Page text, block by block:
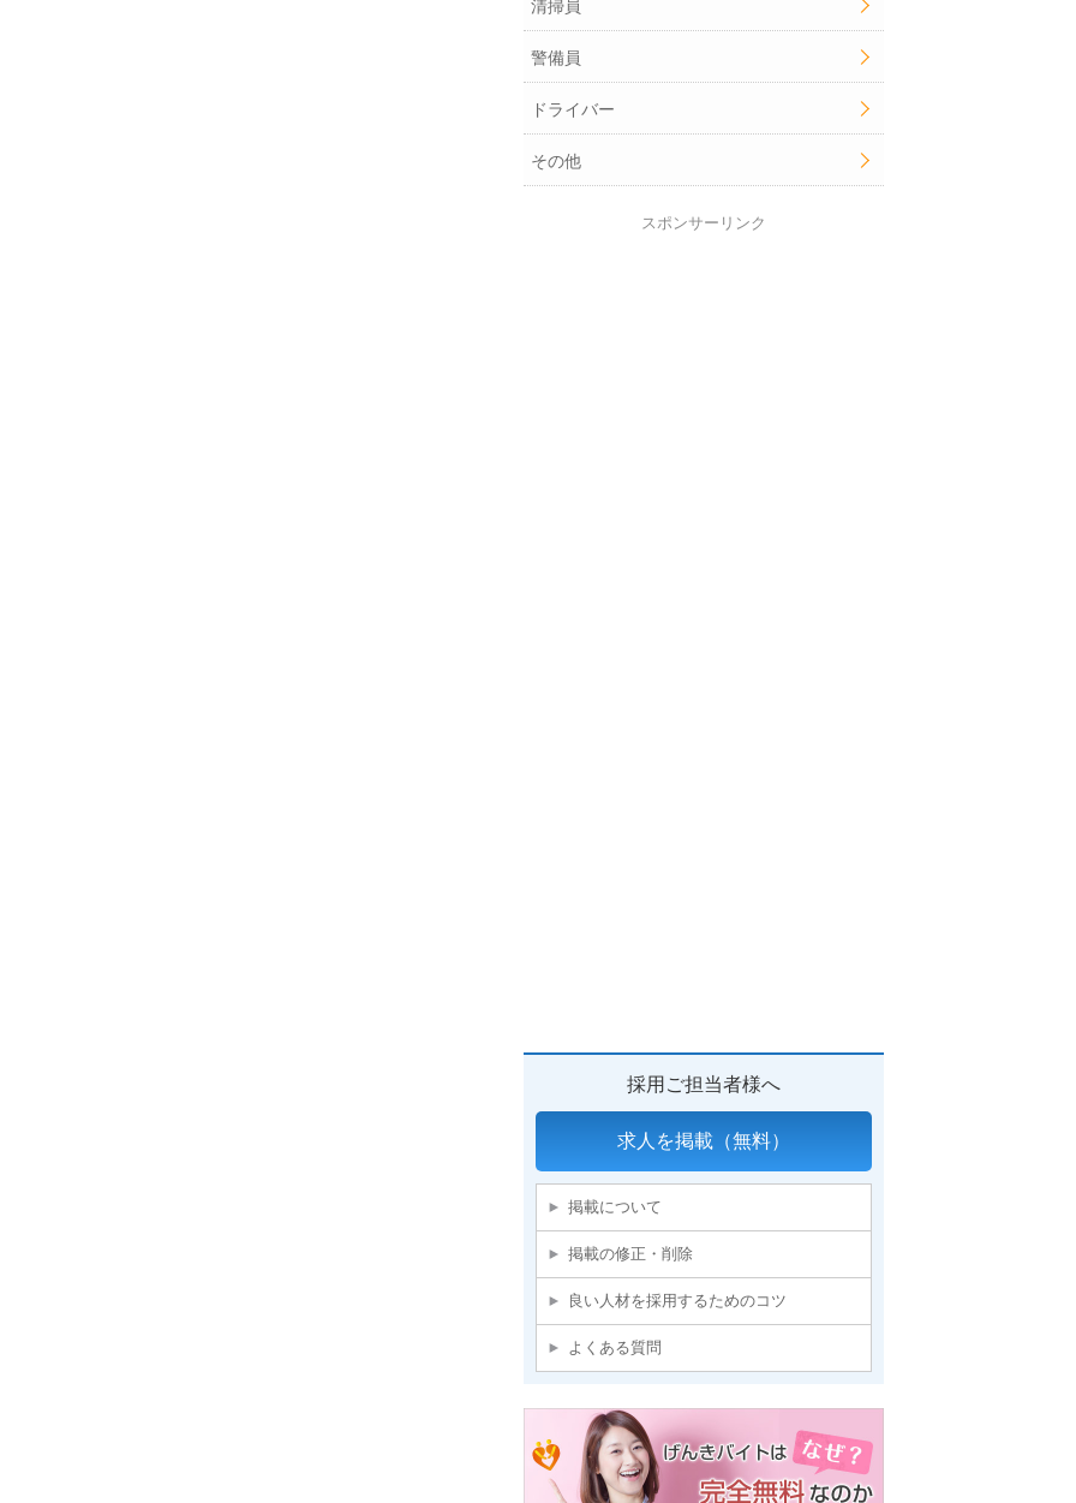
清掃員
警備員
ドライバー
その他
スポンサーリンク
採用ご担当者様へ
求人を掲載（無料）
掲載について
掲載の修正・削除
良い人材を採用するためのコツ
よくある質問